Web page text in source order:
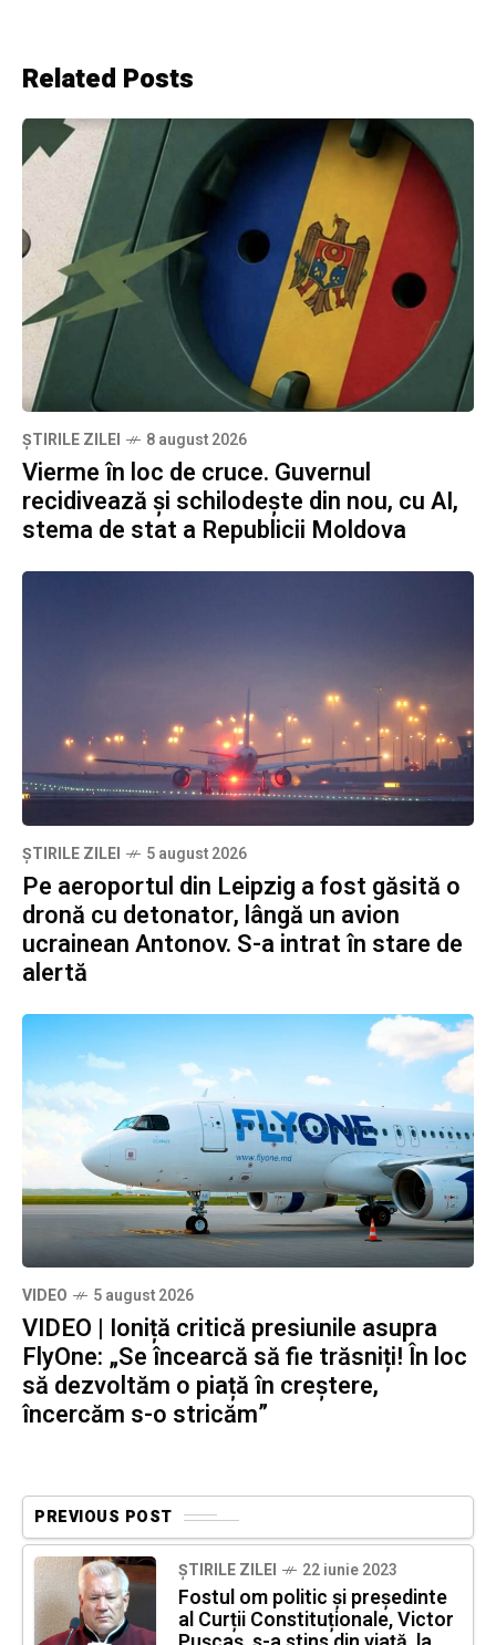
Related Posts
ȘTIRILE ZILEI 8 august 2026
Vierme în loc de cruce. Guvernul
recidivează și schilodește din nou, cu AI,
stema de stat a Republicii Moldova
ȘTIRILE ZILEI 5 august 2026
Pe aeroportul din Leipzig a fost găsită o
dronă cu detonator, lângă un avion
ucrainean Antonov. S-a intrat în stare de
alertă
VIDEO 5 august 2026
VIDEO | Ioniță critică presiunile asupra
FlyOne: „Se încearcă să fie trăsniți! În loc
să dezvoltăm o piață în creștere,
încercăm s-o stricăm”
PREVIOUS POST
ȘTIRILE ZILEI 22 iunie 2023
Fostul om politic și președinte
al Curții Constituționale, Victor